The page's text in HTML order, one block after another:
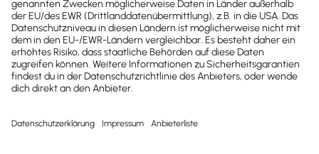
Funktion von Kostenstellen und der
Kostenstellenrechnung
4 Tipps: Worauf du bei der Kostenstellenbildung
achten solltest